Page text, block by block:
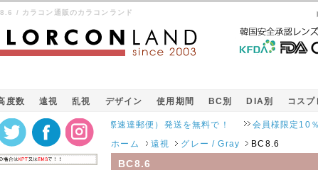
/ カラコン通販のカラコンランド
度数 遠視 乱視 デザイン 使用期間 BC別 DIA別 コスプ
ケット（韓国の国際速達郵便）発送を無料で！ 会員様限定10％オフ
ホーム 遠視 グレー / Gray BC8.6
BC8.6